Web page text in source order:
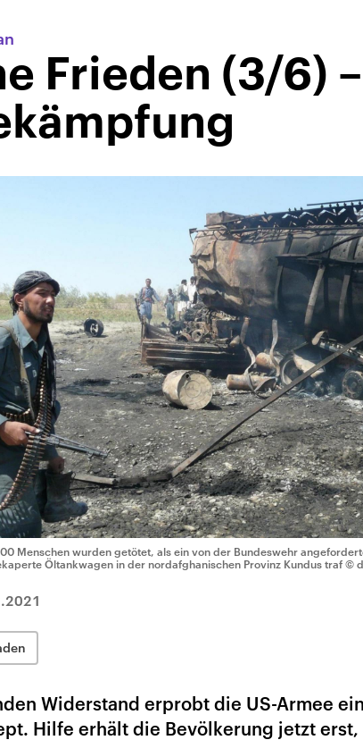
Frieden (3/6) –
Menschen wurden getötet, als ein von der Bundeswehr
Öltankwagen in der nordafghanischen Provinz Kundus traf ©
Widerstand erprobt die US-Armee ein
Hilfe erhält die Bevölkerung jetzt erst,